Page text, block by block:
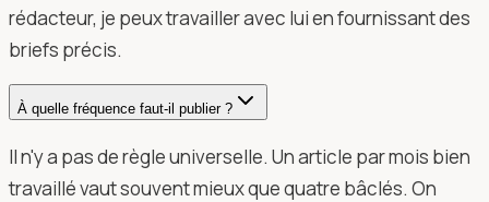
rédacteur, je peux travailler avec lui en fournissant des
briefs précis.
À quelle fréquence faut-il publier ?
Il n'y a pas de règle universelle. Un article par mois bien
travaillé vaut souvent mieux que quatre bâclés. On